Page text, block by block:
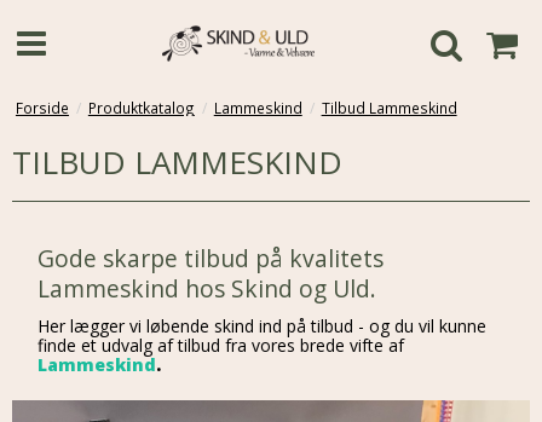
Forside / Produktkatalog / Lammeskind / Tilbud Lammeskind
TILBUD LAMMESKIND
Gode skarpe tilbud på kvalitets
Lammeskind hos Skind og Uld.
Her lægger vi løbende skind ind på tilbud - og du vil kunne
finde et udvalg af tilbud fra vores brede vifte af
Lammeskind.